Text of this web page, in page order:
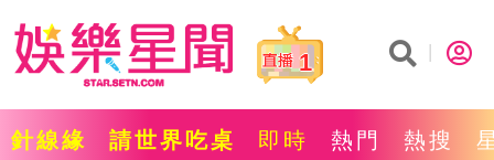
1
針線緣 請世界吃桌 即時 熱門 熱搜